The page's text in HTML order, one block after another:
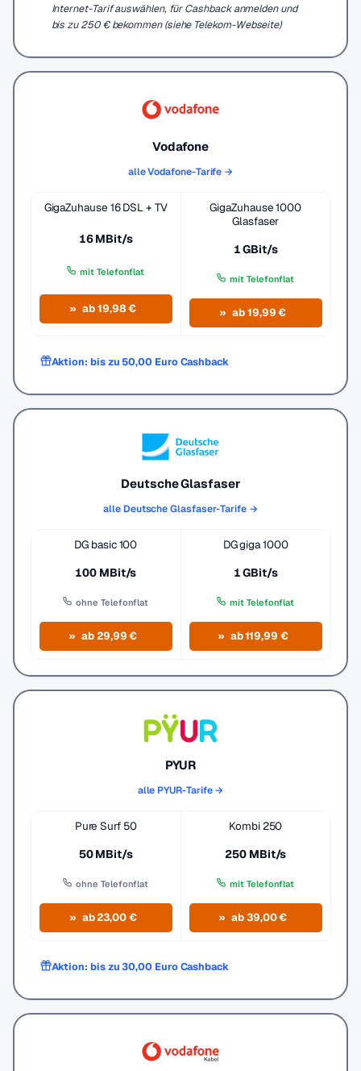
Internet-Tarif auswählen, für Cashback anmelden und
bis zu 250 € bekommen (siehe Telekom-Webseite)
Vodafone
alle Vodafone-Tarife →
GigaZuhause 16 DSL + TV
16 MBit/s
mit Telefonflat
ab 19,98 €
GigaZuhause 1000
Glasfaser
1 GBit/s
mit Telefonflat
ab 19,99 €
Aktion: bis zu 50,00 Euro Cashback
Deutsche Glasfaser
alle Deutsche Glasfaser-Tarife →
DG basic 100
100 MBit/s
ohne Telefonflat
ab 29,99 €
DG giga 1000
1 GBit/s
mit Telefonflat
ab 119,99 €
PYUR
alle PYUR-Tarife →
Pure Surf 50
50 MBit/s
ohne Telefonflat
ab 23,00 €
Kombi 250
250 MBit/s
mit Telefonflat
ab 39,00 €
Aktion: bis zu 30,00 Euro Cashback